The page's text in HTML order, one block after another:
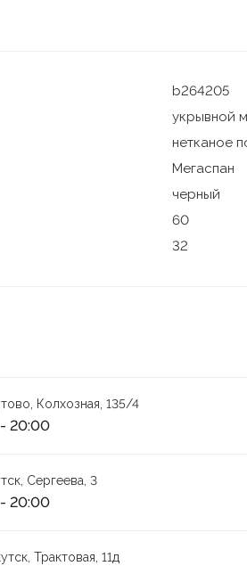
b264205
укрывной
нетканое
Мегаспан
черный
60
32
Колхозная, 135/4
20:00
Сергеева, 3
20:00
Трактовая, 11д